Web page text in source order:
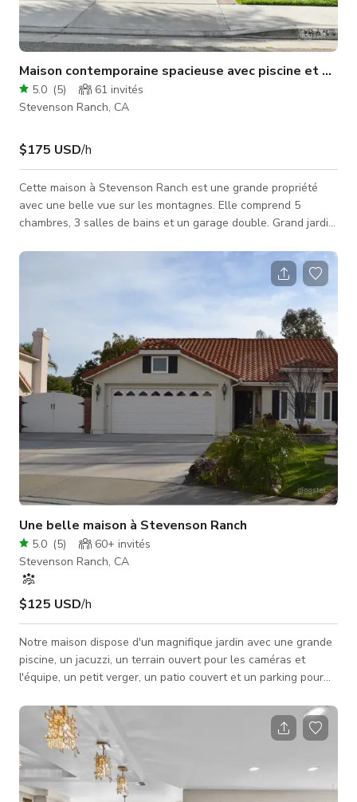
Maison contemporaine spacieuse avec piscine et
5.0 (5) 61 invités
Stevenson Ranch, CA
$175 USD/h
Cette maison à Stevenson Ranch est une grande propriété
avec une belle vue sur les montagnes. Elle comprend 5
chambres, 3 salles de bains et un garage double. Grand jardin
jacuzzi avec cascade, îlot barbecue et une belle gloriette.
Trois palmiers matures dans tout le jardin arrière ainsi que six
palmiers dans le jardin avant. Le jardin arrière est
généreusement dimensionné pour permettre le traiteur, le
stockage de matéri
Une belle maison à Stevenson Ranch
5.0 (5) 60+ invités
Stevenson Ranch, CA
$125 USD/h
Notre maison dispose d'un magnifique jardin avec une grande
piscine, un jacuzzi, un terrain ouvert pour les caméras et
l'équipe, un petit verger, un patio couvert et un parking pour
grands espaces de vie ouverts avec plafonds voûtés, un
bureau et trois chambres. Notre maison est située dans un
cul-de-sac dans les collines de Sunset Pointe, à Stevenson
Ranch, dans le comté de Los Angeles. La propriété se trouve
dans la zone des